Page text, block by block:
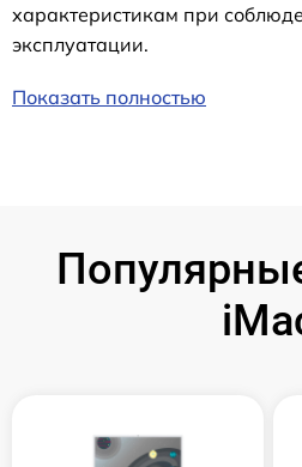
характеристикам при
эксплуатации.
Показать полностью